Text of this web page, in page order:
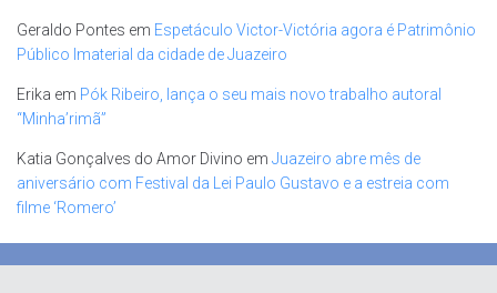
Geraldo Pontes em Espetáculo Victor-Victória agora é Patrimônio
Público Imaterial da cidade de Juazeiro
Erika em Pók Ribeiro, lança o seu mais novo trabalho autoral
“Minha’rimã”
Katia Gonçalves do Amor Divino em Juazeiro abre mês de
aniversário com Festival da Lei Paulo Gustavo e a estreia com
filme ‘Romero’